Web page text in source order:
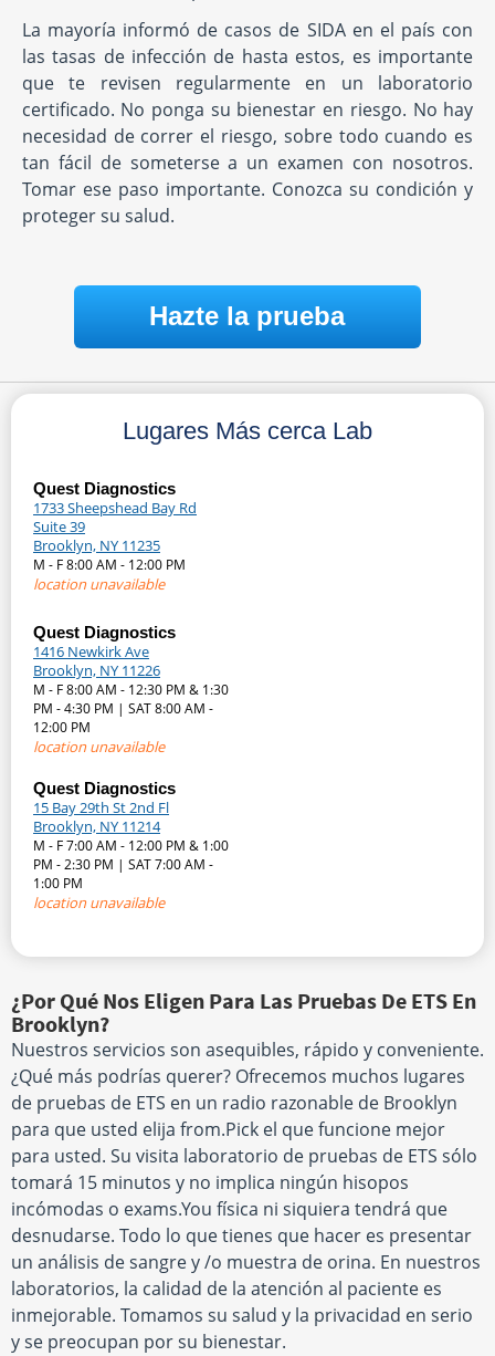
La mayoría informó de casos de SIDA en el país con
las tasas de infección de hasta estos, es importante
que te revisen regularmente en un laboratorio
certificado. No ponga su bienestar en riesgo. No hay
necesidad de correr el riesgo, sobre todo cuando es
tan fácil de someterse a un examen con nosotros.
Tomar ese paso importante. Conozca su condición y
proteger su salud.
Hazte la prueba
Lugares Más cerca Lab
Quest Diagnostics
1733 Sheepshead Bay Rd
Suite 39
Brooklyn, NY 11235
M - F 8:00 AM - 12:00 PM
location unavailable
Quest Diagnostics
1416 Newkirk Ave
Brooklyn, NY 11226
M - F 8:00 AM - 12:30 PM & 1:30
PM - 4:30 PM | SAT 8:00 AM -
12:00 PM
location unavailable
Quest Diagnostics
15 Bay 29th St 2nd Fl
Brooklyn, NY 11214
M - F 7:00 AM - 12:00 PM & 1:00
PM - 2:30 PM | SAT 7:00 AM -
1:00 PM
location unavailable
¿Por Qué Nos Eligen Para Las Pruebas De ETS En
Brooklyn?
Nuestros servicios son asequibles, rápido y conveniente.
¿Qué más podrías querer? Ofrecemos muchos lugares
de pruebas de ETS en un radio razonable de Brooklyn
para que usted elija from.Pick el que funcione mejor
para usted. Su visita laboratorio de pruebas de ETS sólo
tomará 15 minutos y no implica ningún hisopos
incómodas o exams.You física ni siquiera tendrá que
desnudarse. Todo lo que tienes que hacer es presentar
un análisis de sangre y /o muestra de orina. En nuestros
laboratorios, la calidad de la atención al paciente es
inmejorable. Tomamos su salud y la privacidad en serio
y se preocupan por su bienestar.